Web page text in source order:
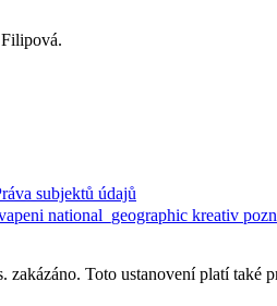
subjektů údajů
national_geographic kreativ
Toto ustanovení platí také